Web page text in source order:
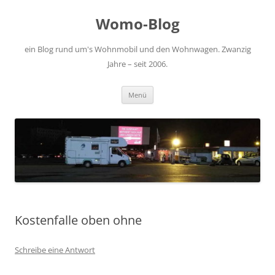
Womo-Blog
ein Blog rund um's Wohnmobil und den Wohnwagen. Zwanzig
Jahre – seit 2006.
Menü
Kostenfalle oben ohne
Schreibe eine Antwort